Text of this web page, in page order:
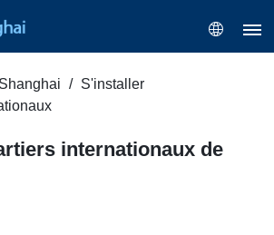
S'installer
internationaux de